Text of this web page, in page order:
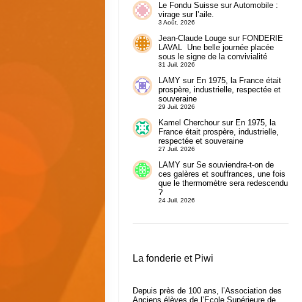
Le Fondu SuissesurAutomobile :
virage sur l’aile.
3 Août. 2026
Jean-Claude Lougesur FONDERIE
LAVAL Une belle journée placée
sous le signe de la convivialité
31 Juil. 2026
LAMYsur En 1975, la France était
prospère, industrielle, respectée et
souveraine
29 Juil. 2026
Kamel Cherchoursur En 1975, la
France était prospère, industrielle,
respectée et souveraine
27 Juil. 2026
LAMYsur Se souviendra-t-on de
ces galères et souffrances, une fois
que le thermomètre sera redescendu
?
24 Juil. 2026
La fonderie et Piwi
Depuis près de 100 ans, l’Association des
Anciens élèves de l’Ecole Supérieure de